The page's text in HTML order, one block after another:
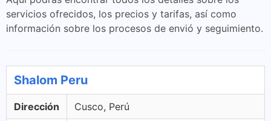
servicios ofrecidos, los precios y tarifas, así como
información sobre los procesos de envió y seguimiento.
Shalom Peru
Dirección Cusco, Perú